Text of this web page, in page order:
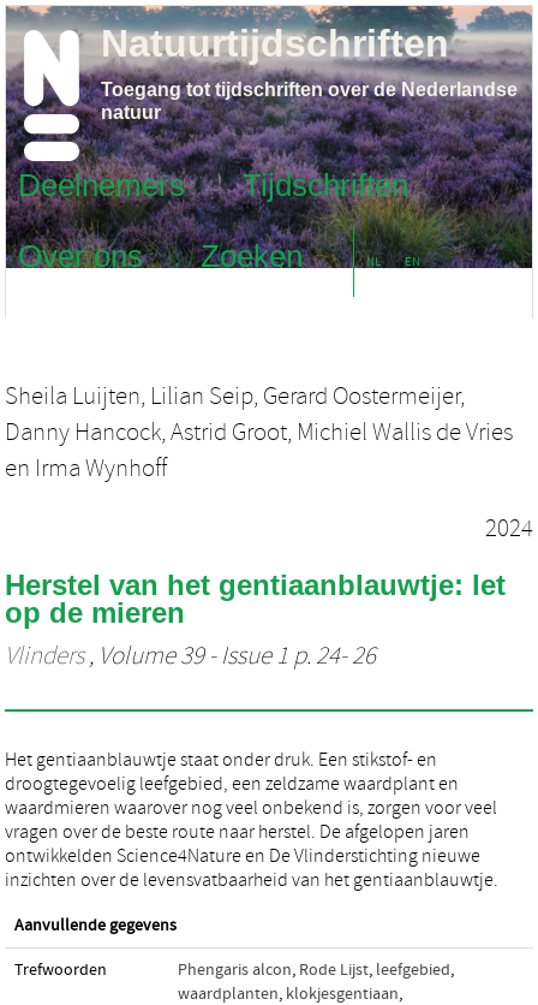
Deelnemers
Tijdschriften
Over ons
Zoeken NL EN
Natuurtijdschriften
Toegang tot tijdschriften over de Nederlandse
natuur
Sheila Luijten, Lilian Seip, Gerard Oostermeijer,
Danny Hancock,Astrid Groot, Michiel Wallis de Vries
en Irma Wynhoff
2024
Herstel van het gentiaanblauwtje: let
op de mieren
Vlinders, Volume 39 - Issue 1 p. 24- 26
Het gentiaanblauwtje staat onder druk. Een stikstof- en
droogtegevoelig leefgebied, een zeldzame waardplant en
waardmieren waarover nog veel onbekend is, zorgen voor veel
vragen over de beste route naar herstel. De afgelopen jaren
ontwikkelden Science4Nature en De Vlinderstichting nieuwe
inzichten over de levensvatbaarheid van het gentiaanblauwtje.
Aanvullende gegevens
Trefwoorden Phengaris alcon, Rode Lijst, leefgebied,
waardplanten, klokjesgentiaan,